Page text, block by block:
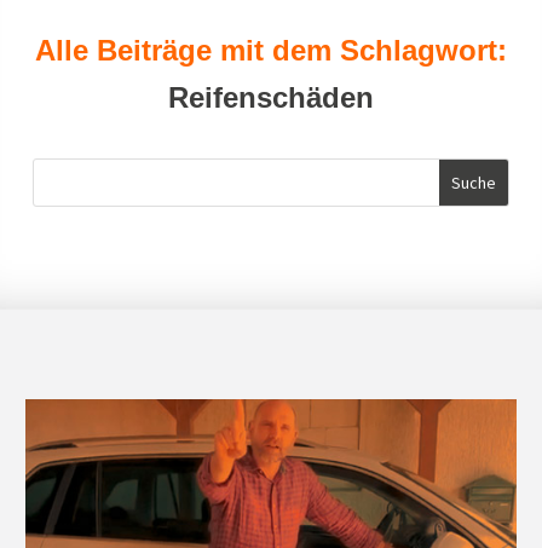
Alle Beiträge mit dem Schlagwort:
Reifenschäden